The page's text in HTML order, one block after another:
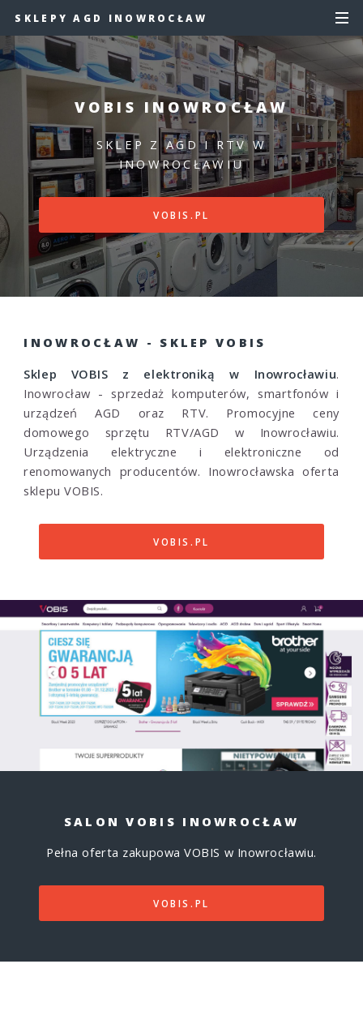
SKLEPY AGD INOWROCŁAW
VOBIS INOWROCŁAW
SKLEP Z AGD I RTV W
INOWROCŁAWIU
VOBIS.PL
INOWROCŁAW - SKLEP VOBIS
Sklep VOBIS z elektroniką w Inowrocławiu.
Inowrocław - sprzedaż komputerów, smartfonów i
urządzeń AGD oraz RTV. Promocyjne ceny
domowego sprzętu RTV/AGD w Inowrocławiu.
Urządzenia elektryczne i elektroniczne od
renomowanych producentów. Inowrocławska oferta
sklepu VOBIS.
VOBIS.PL
SALON VOBIS INOWROCŁAW
Pełna oferta zakupowa VOBIS w Inowrocławiu.
VOBIS.PL